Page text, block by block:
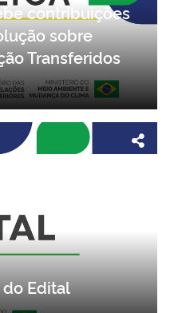
contribuições
sobre
Transferidos
Edital